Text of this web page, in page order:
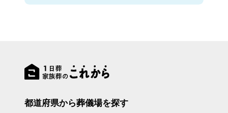
都道府県から葬儀場を探す